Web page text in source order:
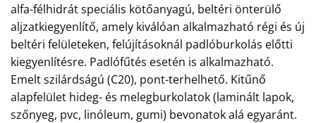
alfa-félhidrát speciális kötőanyagú, beltéri önterülő
aljzatkiegyenlítő, amely kiválóan alkalmazható régi és új
beltéri felületeken, felújításoknál padlóburkolás előtti
kiegyenlítésre. Padlófűtés esetén is alkalmazható.
Emelt szilárdságú (C20), pont-terhelhető. Kitűnő
alapfelület hideg- és melegburkolatok (laminált lapok,
szőnyeg, pvc, linóleum, gumi) bevonatok alá egyaránt.